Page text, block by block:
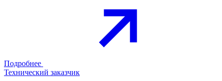
Подробнее
Технический заказчик